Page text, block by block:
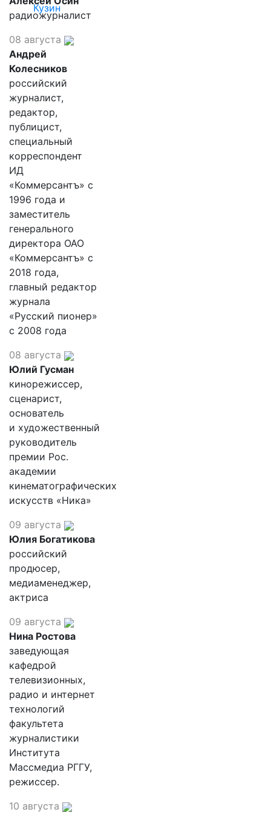
Кузин
радиожурналист
08 августа
Андрей
Колесников
российский
журналист,
редактор,
публицист,
специальный
корреспондент
ИД
«Коммерсантъ» с
1996 года и
заместитель
генерального
директора ОАО
«Коммерсантъ» с
2018 года,
главный редактор
журнала
«Русский пионер»
с 2008 года
08 августа
Юлий Гусман
кинорежиссер,
сценарист,
основатель
и художественный
руководитель
премии Рос.
академии
кинематографических
искусств «Ника»
09 августа
Юлия Богатикова
российский
продюсер,
медиаменеджер,
актриса
09 августа
Нина Ростова
заведующая
кафедрой
телевизионных,
радио и интернет
технологий
факультета
журналистики
Института
Массмедиа РГГУ,
режиссер.
10 августа